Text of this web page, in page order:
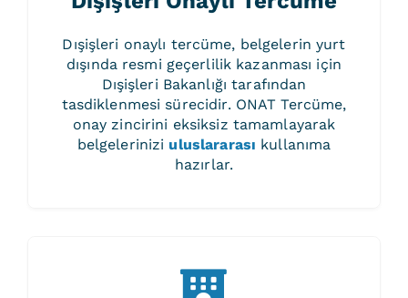
Dışişleri onaylı tercüme, belgelerin yurt
dışında resmi geçerlilik kazanması için
Dışişleri Bakanlığı tarafından
tasdiklenmesi sürecidir. ONAT Tercüme,
onay zincirini eksiksiz tamamlayarak
belgelerinizi uluslararası kullanıma
hazırlar.